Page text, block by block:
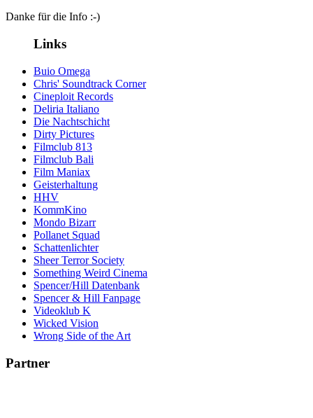
Danke für die Info :-)
Links
Buio Omega
Chris' Soundtrack Corner
Cineploit Records
Deliria Italiano
Die Nachtschicht
Dirty Pictures
Filmclub 813
Filmclub Bali
Film Maniax
Geisterhaltung
HHV
KommKino
Mondo Bizarr
Pollanet Squad
Schattenlichter
Sheer Terror Society
Something Weird Cinema
Spencer/Hill Datenbank
Spencer & Hill Fanpage
Videoklub K
Wicked Vision
Wrong Side of the Art
Partner